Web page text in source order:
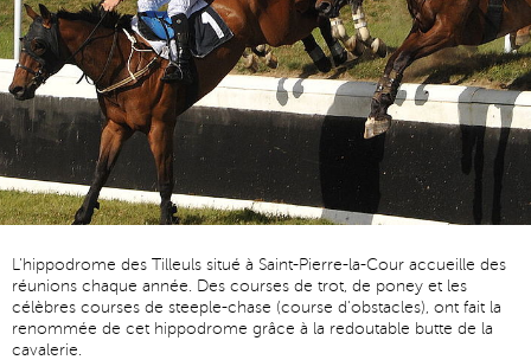
L'hippodrome des Tilleuls situé à Saint-Pierre-la-Cour accueille des
réunions chaque année. Des courses de trot, de poney et les
célèbres courses de steeple-chase (course d'obstacles), ont fait la
renommée de cet hippodrome grâce à la redoutable butte de la
cavalerie.